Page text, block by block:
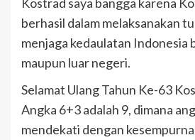
berhasil dalam melaksanakan
menjaga kedaulatan Indonesia
maupun luar negeri.
Selamat Ulang Tahun Ke-63
Angka 6+3 adalah 9, dimana
mendekati dengan